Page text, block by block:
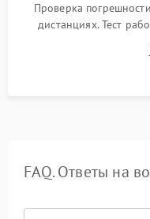
Проверка
дистанциях. Тест
термограмм в память
автономности
FAQ. Ответы на